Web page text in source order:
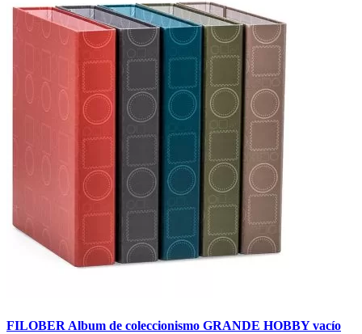
FILOBER Album de coleccionismo GRANDE HOBBY vacío